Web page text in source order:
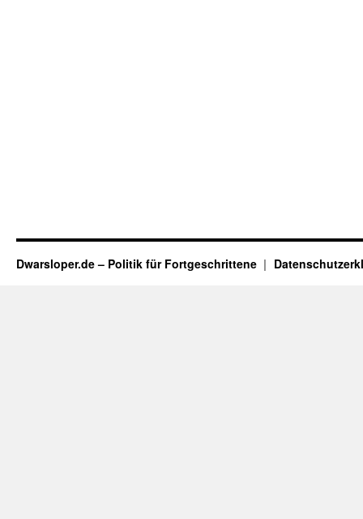
Dwarsloper.de – Politik für Fortgeschrittene